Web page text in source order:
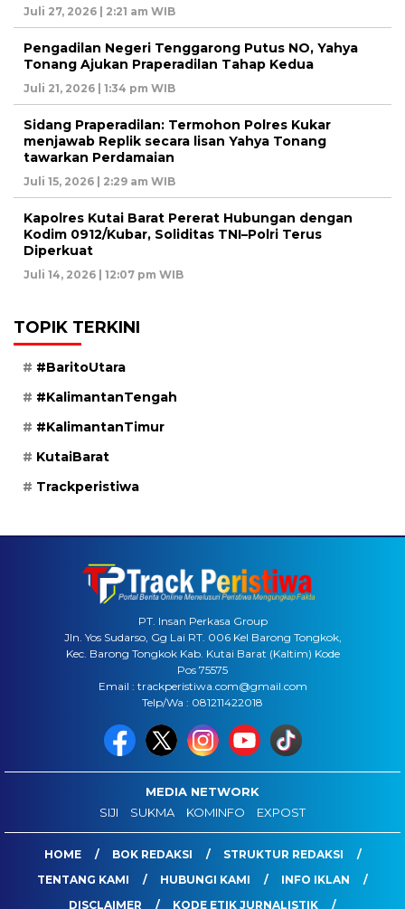
Juli 27, 2026 | 2:21 am WIB
Pengadilan Negeri Tenggarong Putus NO, Yahya
Tonang Ajukan Praperadilan Tahap Kedua
Juli 21, 2026 | 1:34 pm WIB
Sidang Praperadilan: Termohon Polres Kukar
menjawab Replik secara lisan Yahya Tonang
tawarkan Perdamaian
Juli 15, 2026 | 2:29 am WIB
Kapolres Kutai Barat Pererat Hubungan dengan
Kodim 0912/Kubar, Soliditas TNI–Polri Terus
Diperkuat
Juli 14, 2026 | 12:07 pm WIB
TOPIK TERKINI
#BaritoUtara
#KalimantanTengah
#KalimantanTimur
KutaiBarat
Trackperistiwa
PT. Insan Perkasa Group
Jln. Yos Sudarso, Gg Lai RT. 006 Kel Barong Tongkok,
Kec. Barong Tongkok Kab. Kutai Barat (Kaltim) Kode
Pos 75575
Email : trackperistiwa.com@gmail.com
Telp/Wa : 081211422018
MEDIA NETWORK
SIJI
SUKMA KOMINFO EXPOST
HOME BOK REDAKSI
STRUKTUR REDAKSI
TENTANG KAMI
HUBUNGI KAMI
INFO IKLAN
DISCLAIMER
KODE ETIK JURNALISTIK